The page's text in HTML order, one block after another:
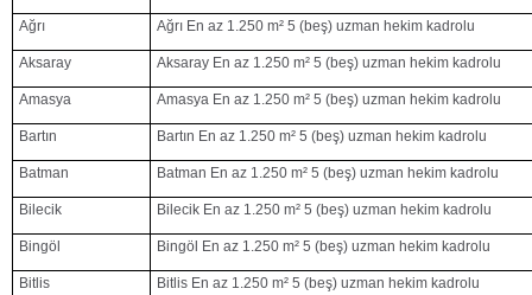
Ağrı Ağrı En az 1.250 m² 5 (beş) uzman hekim kadrolu
Aksaray Aksaray En az 1.250 m² 5 (beş) uzman hekim kadrolu
Amasya Amasya En az 1.250 m² 5 (beş) uzman hekim kadrolu
Bartın Bartın En az 1.250 m² 5 (beş) uzman hekim kadrolu
Batman Batman En az 1.250 m² 5 (beş) uzman hekim kadrolu
Bilecik Bilecik En az 1.250 m² 5 (beş) uzman hekim kadrolu
Bingöl Bingöl En az 1.250 m² 5 (beş) uzman hekim kadrolu
Bitlis Bitlis En az 1.250 m² 5 (beş) uzman hekim kadrolu